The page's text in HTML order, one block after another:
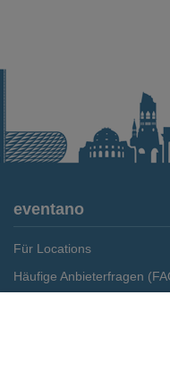
eventano
Für Locations
Häufige Anbieterfragen